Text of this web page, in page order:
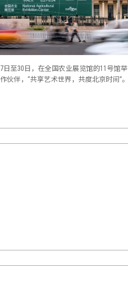
日至30日，在全国农业展览馆的11号馆举
伴，“共享艺术世界，共度北京时间”。